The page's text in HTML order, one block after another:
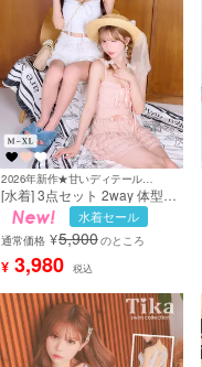
2026年新作★甘いディテールをぎゅっと詰め込んだガーリー水着♡
[水着] 3点セット 2way 体型カ
バー ビスチェ タンキニ リボ
ン スカートタイプ 洋服みたい
な ガーリー レース ホワイト
白 ピンク Lサイズあり 大きい
サイズ ビキニ (聖菜/若林萌々
水着セール
通常価格 ¥5,900のところ
¥ 3,980 税込